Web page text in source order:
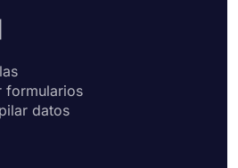
formularios
datos